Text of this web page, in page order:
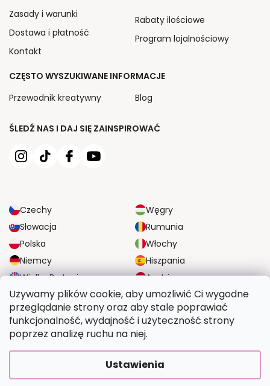
Używamy plików cookie, aby umożliwić Ci wygodne
przeglądanie strony oraz aby stale poprawiać
funkcjonalność, wydajność i użyteczność strony
poprzez analizę ruchu na niej.
Ustawienia
ŚLEDŹ NAS I DAJ SIĘ ZAINSPIROWAĆ
Czechy
Węgry
Słowacja
Rumunia
Polska
Włochy
Niemcy
Hiszpania
Wielka Brytania
Austria
Zasady i warunki
Dostawa i płatność
Kontakt
Rabaty ilościowe
Program lojalnościowy
CZĘSTO WYSZUKIWANE INFORMACJE
Przewodnik kreatywny
Blog
NIEZAWODNE OPCJE DOSTAWY
BEZPIECZNE OPCJE PŁATNOŚCI